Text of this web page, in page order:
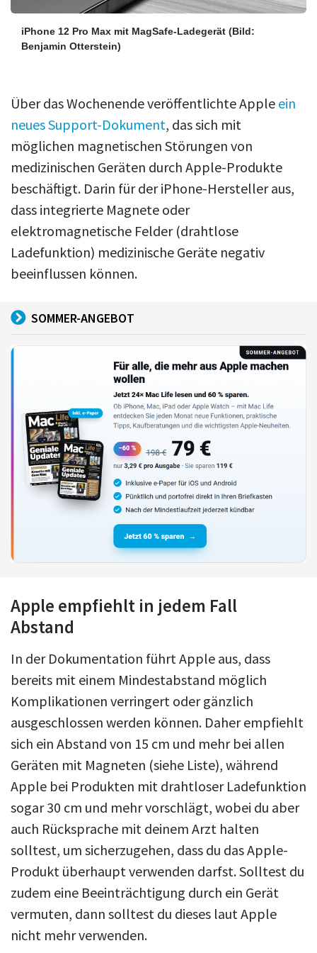
iPhone 12 Pro Max mit MagSafe-Ladegerät (Bild:
Benjamin Otterstein)
Über das Wochenende veröffentlichte Apple ein
neues Support-Dokument, das sich mit
möglichen magnetischen Störungen von
medizinischen Geräten durch Apple-Produkte
beschäftigt. Darin für der iPhone-Hersteller aus,
dass integrierte Magnete oder
elektromagnetische Felder (drahtlose
Ladefunktion) medizinische Geräte negativ
beeinflussen können.
SOMMER-ANGEBOT
Apple empfiehlt in jedem Fall
Abstand
In der Dokumentation führt Apple aus, dass
bereits mit einem Mindestabstand möglich
Komplikationen verringert oder gänzlich
ausgeschlossen werden können. Daher empfiehlt
sich ein Abstand von 15 cm und mehr bei allen
Geräten mit Magneten (siehe Liste), während
Apple bei Produkten mit drahtloser Ladefunktion
sogar 30 cm und mehr vorschlägt, wobei du aber
auch Rücksprache mit deinem Arzt halten
solltest, um sicherzugehen, dass du das Apple-
Produkt überhaupt verwenden darfst. Solltest du
zudem eine Beeinträchtigung durch ein Gerät
vermuten, dann solltest du dieses laut Apple
nicht mehr verwenden.